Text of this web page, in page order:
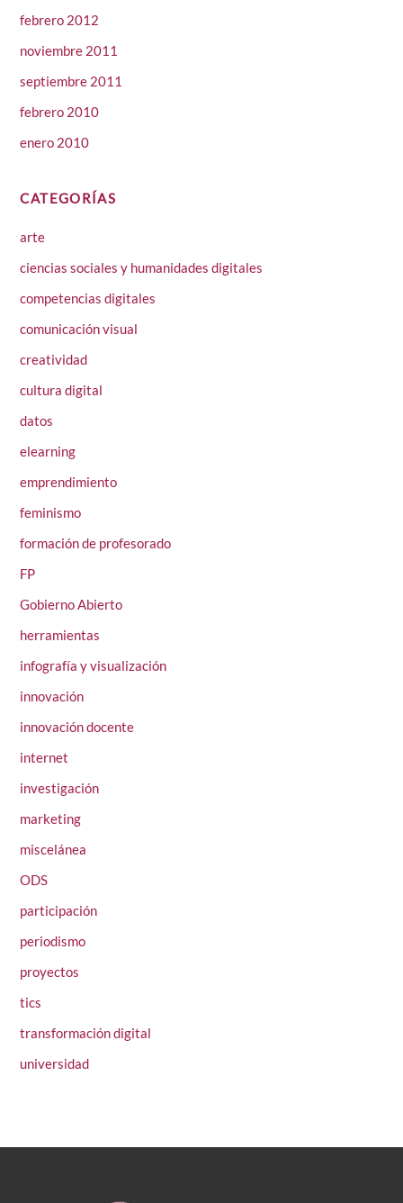
febrero 2012
noviembre 2011
septiembre 2011
febrero 2010
enero 2010
CATEGORÍAS
arte
ciencias sociales y humanidades digitales
competencias digitales
comunicación visual
creatividad
cultura digital
datos
elearning
emprendimiento
feminismo
formación de profesorado
FP
Gobierno Abierto
herramientas
infografía y visualización
innovación
innovación docente
internet
investigación
marketing
miscelánea
ODS
participación
periodismo
proyectos
tics
transformación digital
universidad